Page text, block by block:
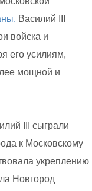
Василий III
войска и
его усилиям,
мощной и
III сыграли
к Московскому
укреплению
Новгород